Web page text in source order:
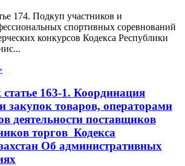
174. Подкуп участников и
спортивных соревнований
конкурсов Кодекса Республики
163-1. Координация
закупок товаров, операторами
деятельности поставщиков
торгов Кодекса
Об административных